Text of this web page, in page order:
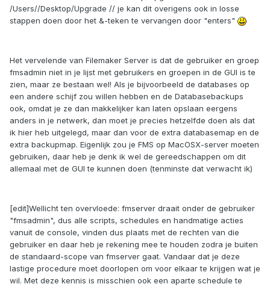
/Users//Desktop/Upgrade // je kan dit overigens ook in losse
stappen doen door het &-teken te vervangen door "enters"
Het vervelende van Filemaker Server is dat de gebruiker en groep
fmsadmin niet in je lijst met gebruikers en groepen in de GUI is te
zien, maar ze bestaan wel! Als je bijvoorbeeld de databases op
een andere schijf zou willen hebben en de Databasebackups
ook, omdat je ze dan makkelijker kan laten opslaan eergens
anders in je netwerk, dan moet je precies hetzelfde doen als dat
ik hier heb uitgelegd, maar dan voor de extra databasemap en de
extra backupmap. Eigenlijk zou je FMS op MacOSX-server moeten
gebruiken, daar heb je denk ik wel de gereedschappen om dit
allemaal met de GUI te kunnen doen (tenminste dat verwacht ik)
[edit]Wellicht ten overvloede: fmserver draait onder de gebruiker
"fmsadmin", dus alle scripts, schedules en handmatige acties
vanuit de console, vinden dus plaats met de rechten van die
gebruiker en daar heb je rekening mee te houden zodra je buiten
de standaard-scope van fmserver gaat. Vandaar dat je deze
lastige procedure moet doorlopen om voor elkaar te krijgen wat je
wil. Met deze kennis is misschien ook een aparte schedule te